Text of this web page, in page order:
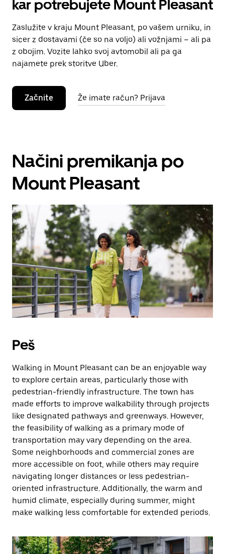
kar potrebujete Mount Pleasant
Zaslužite v kraju Mount Pleasant, po vašem urniku, in
sicer z dostavami (če so na voljo) ali vožnjami – ali pa
z obojim. Vozite lahko svoj avtomobil ali pa ga
najamete prek storitve Uber.
Začnite Že imate račun? Prijava
Načini premikanja po
Mount Pleasant
Peš
Walking in Mount Pleasant can be an enjoyable way
to explore certain areas, particularly those with
pedestrian-friendly infrastructure. The town has
made efforts to improve walkability through projects
like designated pathways and greenways. However,
the feasibility of walking as a primary mode of
transportation may vary depending on the area.
Some neighborhoods and commercial zones are
more accessible on foot, while others may require
navigating longer distances or less pedestrian-
oriented infrastructure. Additionally, the warm and
humid climate, especially during summer, might
make walking less comfortable for extended periods.